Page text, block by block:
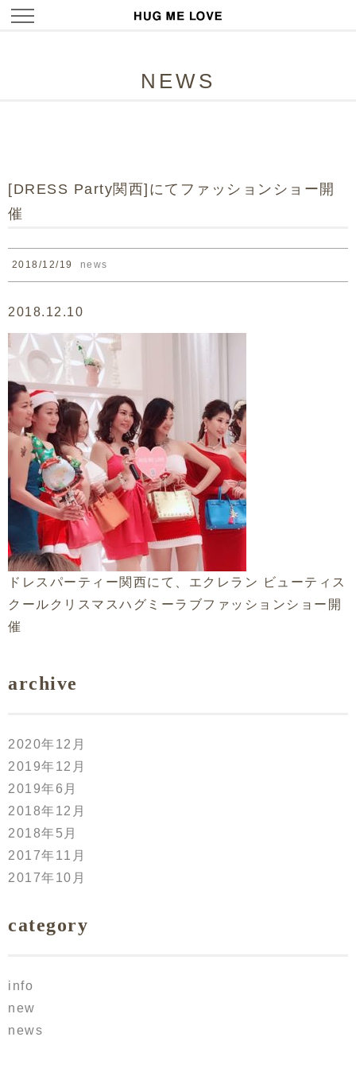
NEWS
[DRESS Party関西]にてファッションショー開
催
2018/12/19 news
2018.12.10
ドレスパーティー関西にて、エクレラン ビューティス
クールクリスマスハグミーラブファッションショー開
催
archive
2020年12月
2019年12月
2019年6月
2018年12月
2018年5月
2017年11月
2017年10月
category
info
new
news